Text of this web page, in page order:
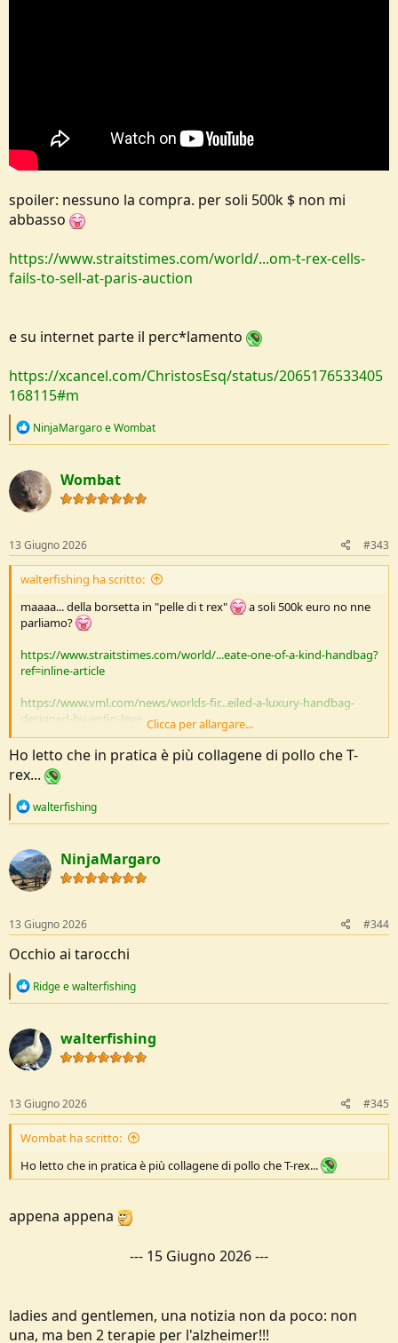
spoiler: nessuno la compra. per soli 500k $ non mi
abbasso
https://www.straitstimes.com/world/...om-t-rex-cells-
fails-to-sell-at-paris-auction
e su internet parte il perc*lamento
https://xcancel.com/ChristosEsq/status/2065176533405
168115#m
R
c
t
i
o
s
:
NinjaMargaroeWombat
Wombat
13 Giugno 2026 #343
walterfishing ha scritto:
maaaa... della borsetta in "pelle di t rex"
a soli 500k euro no nne
parliamo?
https://www.straitstimes.com/world/...eate-one-of-a-kind-handbag?
ref=inline-article
https://www.vml.com/news/worlds-fir...eiled-a-luxury-handbag-
designed-by-enfin-leve
https://www.lemonde.fr/en/culture/a...ells-to-be-auctioned-in-
paris_6754365_30.html
https://www.straitstimes.com/world/...om-t-rex-cells-fails-to-sell-at-
paris-auction
e su internet parte il perc*lamento
https://xcancel.com/ChristosEsq/status/2065176533405168115#m
Clicca per allargare...
Ho letto che in pratica è più collagene di pollo che T-
rex...
R
c
t
i
o
s
:
walterfishing
NinjaMargaro
13 Giugno 2026 #344
Occhio ai tarocchi
R
c
t
i
o
s
:
Ridgeewalterfishing
walterfishing
13 Giugno 2026 #345
Wombat ha scritto:
Ho letto che in pratica è più collagene di pollo che T-rex...
appena appena
--- 15 Giugno 2026---
ladies and gentlemen, una notizia non da poco: non
una, ma ben 2 terapie per l'alzheimer!!!